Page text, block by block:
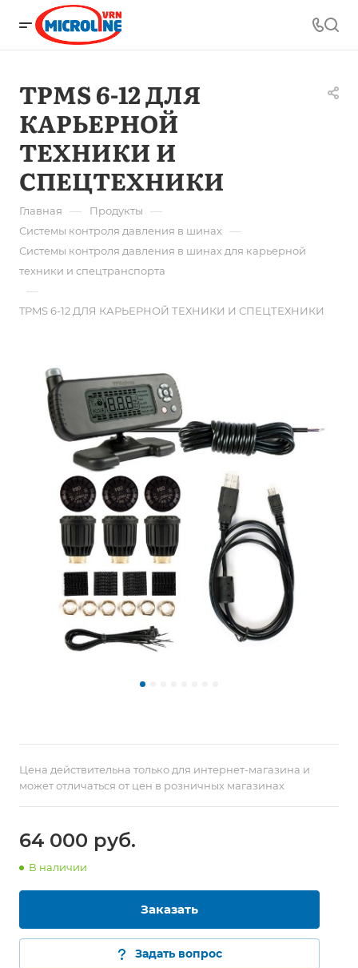
TPMS 6-12 ДЛЯ
КАРЬЕРНОЙ
ТЕХНИКИ И
СПЕЦТЕХНИКИ
Главная — Продукты —
Системы контроля давления в шинах —
Системы контроля давления в шинах для карьерной
техники и спецтранспорта
—
TPMS 6-12 ДЛЯ КАРЬЕРНОЙ ТЕХНИКИ И СПЕЦТЕХНИКИ
Цена действительна только для интернет-магазина и
может отличаться от цен в розничных магазинах
64 000 руб.
В наличии
Заказать
Задать вопрос